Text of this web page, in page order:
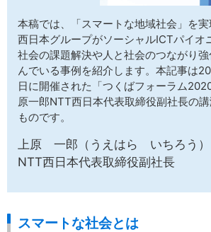
本稿では、「スマートな地域社会」を
西日本グループがソーシャルICTパイオ
社会の課題解決や人と社会のつながり
んでいる事例を紹介します。本記事は
日に開催された「つくばフォーラム
原一郎NTT西日本代表取締役副社長の
ものです。
上原 一郎（うえはら いちろう）
NTT西日本代表取締役副社長
スマートな社会とは